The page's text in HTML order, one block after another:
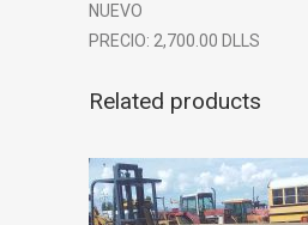
NUEVO
PRECIO: 2,700.00 DLLS
Related products